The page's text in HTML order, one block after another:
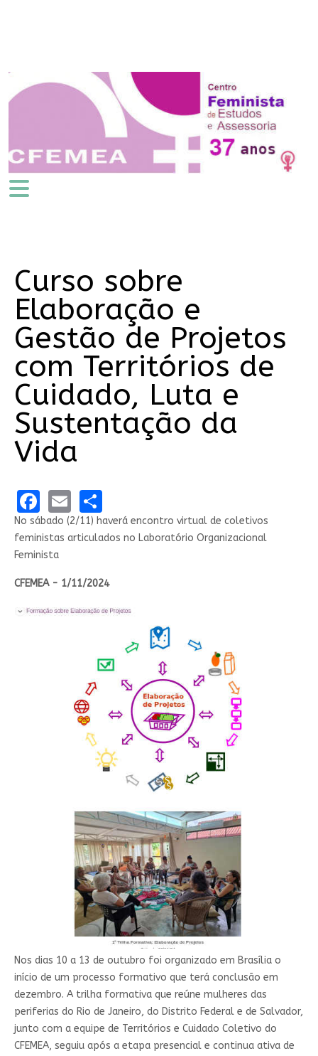
Curso sobre
Elaboração e
Gestão de Projetos
com Territórios de
Cuidado, Luta e
Sustentação da
Vida
Facebook
EmailShare
No sábado (2/11) haverá encontro virtual de coletivos
feministas articulados no Laboratório Organizacional
Feminista
CFEMEA - 1/11/2024
Nos dias 10 a 13 de outubro foi organizado em Brasília o
início de um processo formativo que terá conclusão em
dezembro. A trilha formativa que reúne mulheres das
periferias do Rio de Janeiro, do Distrito Federal e de Salvador,
junto com a equipe de Territórios e Cuidado Coletivo do
CFEMEA, seguiu após a etapa presencial e continua ativa de